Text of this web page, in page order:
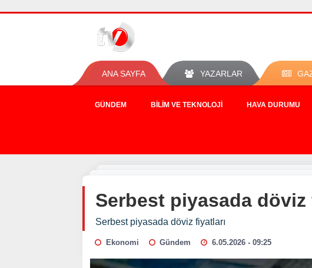
ANA SAYFA YAZARLAR
GÜNDEM BILIM VE TEKNOLOJI HAVA DURUMU
Serbest piyasada döviz
Serbest piyasada döviz fiyatları
Ekonomi Gündem 6.05.2026 - 09:25